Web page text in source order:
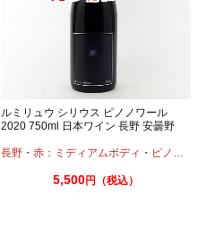
ルミリュウ シリウス ピノノワール
2020 750ml 日本ワイン 長野 安曇野
長野 ・赤：ミディアムボディ ・ ピノノワール
5,500円（税込）